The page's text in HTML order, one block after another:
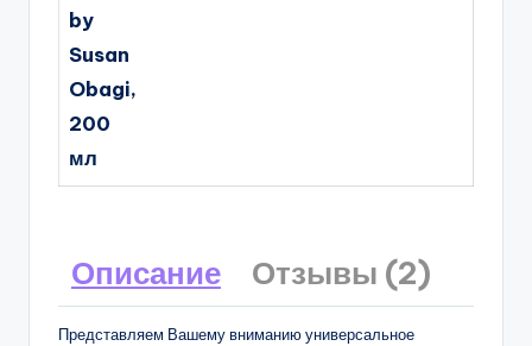
by
Susan
Obagi,
200
мл
Описание Отзывы (2)
Представляем Вашему вниманию универсальное